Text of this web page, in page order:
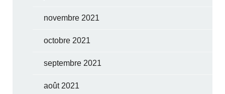
novembre 2021
octobre 2021
septembre 2021
août 2021